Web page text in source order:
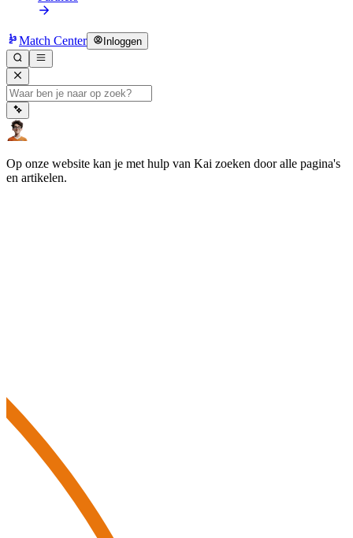
Match Center Inloggen
Op onze website kan je met hulp van Kai zoeken door alle pagina's
en artikelen.